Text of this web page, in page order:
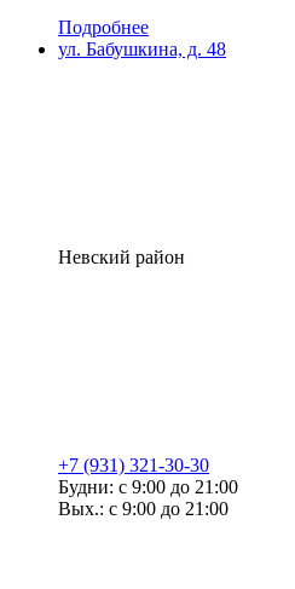
Подробнее
ул. Бабушкина, д. 48
Невский район
+7 (931) 321-30-30
Будни: с 9:00 до 21:00
Вых.: с 9:00 до 21:00